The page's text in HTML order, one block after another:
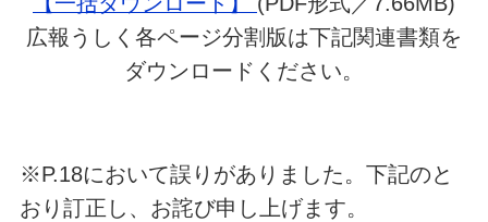
広報うしく各ページ分割版は下記関連書類を
ダウンロードください。
※P.18において誤りがありました。下記のと
おり訂正し、お詫び申し上げます。